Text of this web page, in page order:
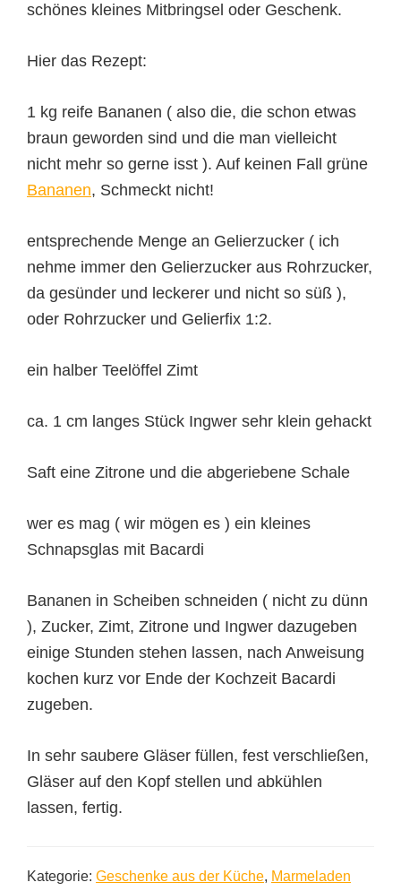
schönes kleines Mitbringsel oder Geschenk.
Hier das Rezept:
1 kg reife Bananen ( also die, die schon etwas
braun geworden sind und die man vielleicht
nicht mehr so gerne isst ). Auf keinen Fall grüne
Bananen, Schmeckt nicht!
entsprechende Menge an Gelierzucker ( ich
nehme immer den Gelierzucker aus Rohrzucker,
da gesünder und leckerer und nicht so süß ),
oder Rohrzucker und Gelierfix 1:2.
ein halber Teelöffel Zimt
ca. 1 cm langes Stück Ingwer sehr klein gehackt
Saft eine Zitrone und die abgeriebene Schale
wer es mag ( wir mögen es ) ein kleines
Schnapsglas mit Bacardi
Bananen in Scheiben schneiden ( nicht zu dünn
), Zucker, Zimt, Zitrone und Ingwer dazugeben
einige Stunden stehen lassen, nach Anweisung
kochen kurz vor Ende der Kochzeit Bacardi
zugeben.
In sehr saubere Gläser füllen, fest verschließen,
Gläser auf den Kopf stellen und abkühlen
lassen, fertig.
Kategorie: Geschenke aus der Küche, Marmeladen